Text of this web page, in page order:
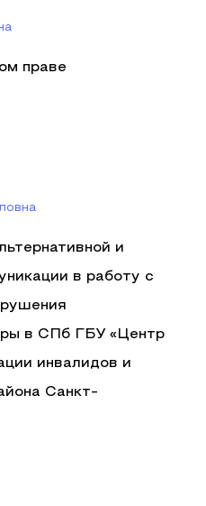
праве
и
в работу с
в СПб ГБУ «Центр
инвалидов и
Санкт-